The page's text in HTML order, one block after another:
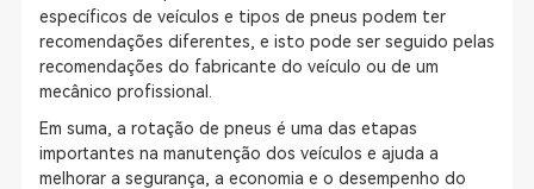
específicos de veículos e tipos de pneus podem ter
recomendações diferentes, e isto pode ser seguido pelas
recomendações do fabricante do veículo ou de um
mecânico profissional.
Em suma, a rotação de pneus é uma das etapas
importantes na manutenção dos veículos e ajuda a
melhorar a segurança, a economia e o desempenho do